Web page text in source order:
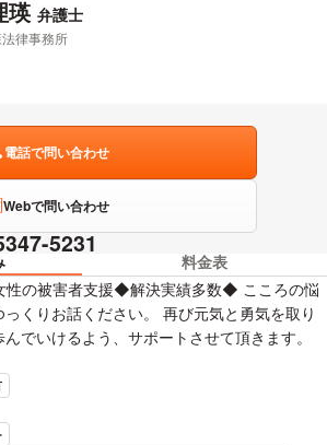
瑛 弁護士
律事務所
電話で問い合わせ
Webで問い合わせ
5231
料金表
の被害者支援◆解決実績多数◆ こころの悩
くりお話ください。 再び元気と勇気を取り
でいけるよう、サポートさせて頂きます。
いる要素を